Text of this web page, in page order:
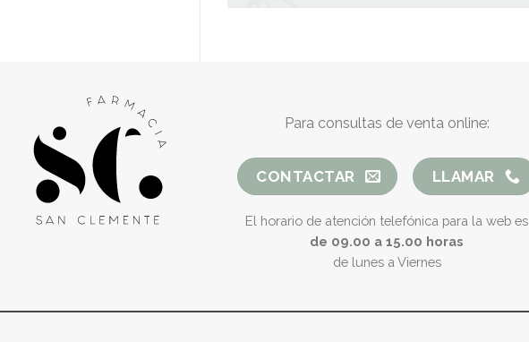
Para consultas de venta online:
CONTACTAR LLAMAR
El horario de atención telefónica para la web es
de 09.00 a 15.00 horas
de lunes a Viernes